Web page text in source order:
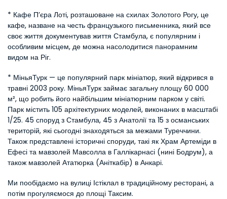
* Кафе П’єра Лоті, розташоване на схилах Золотого Рогу, це
кафе, назване на честь французького письменника, який все
своє життя документував життя Стамбула, є популярним і
особливим місцем, де можна насолодитися панорамним
видом на Ріг.
* МіньяТурк — це популярний парк мініатюр, який відкрився в
травні 2003 року. МіньяТурк займає загальну площу 60 000
м², що робить його найбільшим мініатюрним парком у світі.
Парк містить 105 архітектурних моделей, виконаних в масштабі
1/25. 45 споруд з Стамбула, 45 з Анатолії та 15 з османських
територій, які сьогодні знаходяться за межами Туреччини.
Також представлені історичні споруди, такі як Храм Артеміди в
Ефесі та мавзолей Мавсолла в Галлікарнасі (нині Бодрум), а
також мавзолей Ататюрка (Аніткабір) в Анкарі.
Ми пообідаємо на вулиці Істіклал в традиційному ресторані, а
потім прогуляємося до площі Таксим.